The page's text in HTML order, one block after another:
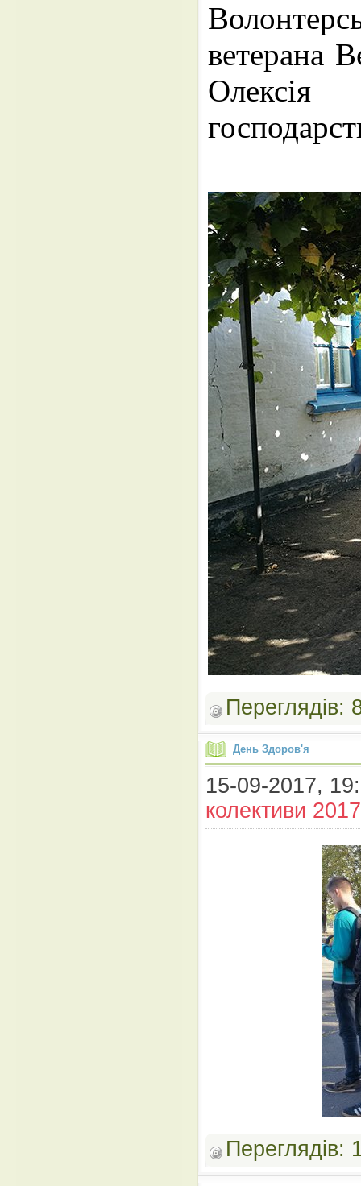
ветерана
День Здоров'я
15-09-2017,
колективи